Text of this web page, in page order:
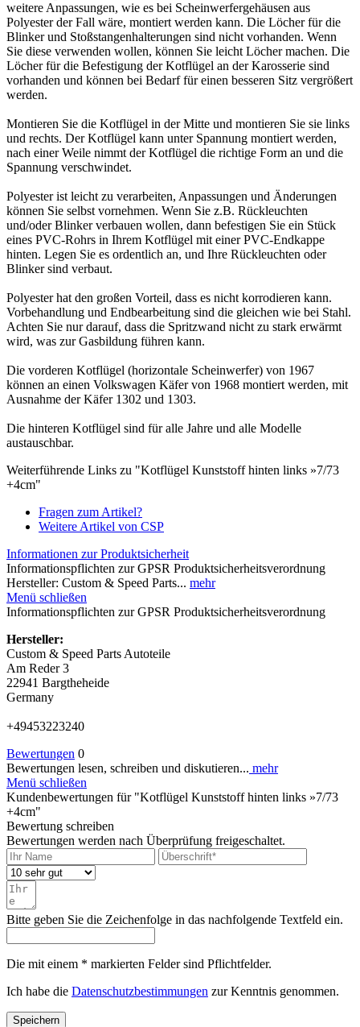
weitere Anpassungen, wie es bei Scheinwerfergehäusen aus
Polyester der Fall wäre, montiert werden kann. Die Löcher für die
Blinker und Stoßstangenhalterungen sind nicht vorhanden. Wenn
Sie diese verwenden wollen, können Sie leicht Löcher machen. Die
Löcher für die Befestigung der Kotflügel an der Karosserie sind
vorhanden und können bei Bedarf für einen besseren Sitz vergrößert
werden.
Montieren Sie die Kotflügel in der Mitte und montieren Sie sie links
und rechts. Der Kotflügel kann unter Spannung montiert werden,
nach einer Weile nimmt der Kotflügel die richtige Form an und die
Spannung verschwindet.
Polyester ist leicht zu verarbeiten, Anpassungen und Änderungen
können Sie selbst vornehmen. Wenn Sie z.B. Rückleuchten
und/oder Blinker verbauen wollen, dann befestigen Sie ein Stück
eines PVC-Rohrs in Ihrem Kotflügel mit einer PVC-Endkappe
hinten. Legen Sie es ordentlich an, und Ihre Rückleuchten oder
Blinker sind verbaut.
Polyester hat den großen Vorteil, dass es nicht korrodieren kann.
Vorbehandlung und Endbearbeitung sind die gleichen wie bei Stahl.
Achten Sie nur darauf, dass die Spritzwand nicht zu stark erwärmt
wird, was zur Gasbildung führen kann.
Die vorderen Kotflügel (horizontale Scheinwerfer) von 1967
können an einen Volkswagen Käfer von 1968 montiert werden, mit
Ausnahme der Käfer 1302 und 1303.
Die hinteren Kotflügel sind für alle Jahre und alle Modelle
austauschbar.
Weiterführende Links zu "Kotflügel Kunststoff hinten links »7/73
+4cm"
Fragen zum Artikel?
Weitere Artikel von CSP
Informationen zur Produktsicherheit
Informationspflichten zur GPSR Produktsicherheitsverordnung
Hersteller: Custom & Speed Parts... mehr
Menü schließen
Informationspflichten zur GPSR Produktsicherheitsverordnung
Hersteller:
Custom & Speed Parts Autoteile
Am Reder 3
22941 Bargtheheide
Germany
+49453223240
Bewertungen 0
Bewertungen lesen, schreiben und diskutieren... mehr
Menü schließen
Kundenbewertungen für "Kotflügel Kunststoff hinten links »7/73
+4cm"
Bewertung schreiben
Bewertungen werden nach Überprüfung freigeschaltet.
Bitte geben Sie die Zeichenfolge in das nachfolgende Textfeld ein.
Die mit einem * markierten Felder sind Pflichtfelder.
Ich habe die Datenschutzbestimmungen zur Kenntnis genommen.
Speichern